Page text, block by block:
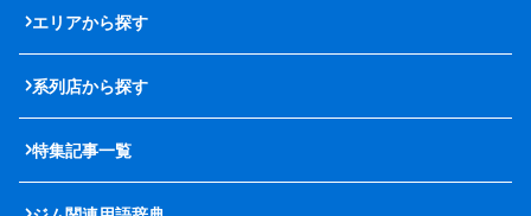
エリアから探す
系列店から探す
特集記事一覧